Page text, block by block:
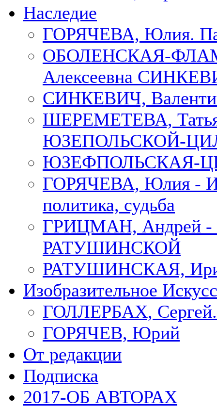
Наследие
ГОРЯЧЕВА, Юлия.
ОБОЛЕНСКАЯ-ФЛАМ,
Алексеевна
СИНКЕВИЧ,
ШЕРЕМЕТЕВА,
ЮЗЕПОЛЬСКОЙ-
ЮЗЕФПОЛЬСКАЯ-
ГОРЯЧЕВА, Юлия -
политика, судьба
ГРИЦМАН,
РАТУШИНСКОЙ
РАТУШИНСКАЯ,
Изобразительное
ГОЛЛЕРБАХ, Сергей.
ГОРЯЧЕВ, Юрий
От редакции
Подписка
2017-ОБ АВТОРАХ